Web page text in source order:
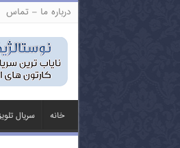
درباره ما – تماس
خانه سریال